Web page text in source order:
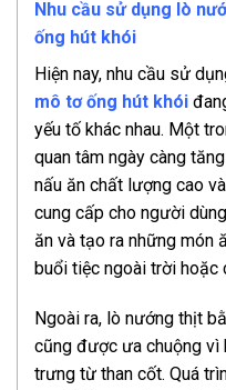
Nhu cầu sử dụng lò
ống hút khói
Hiện nay, nhu cầu sử
mô tơ ống hút khói
yếu tố khác nhau. Một
quan tâm ngày càng
nấu ăn chất lượng cao
cung cấp cho người
ăn và tạo ra những món
buổi tiệc ngoài trời hoặc
Ngoài ra, lò nướng thịt
cũng được ưa chuộng vì
trưng từ than cốt. Quá